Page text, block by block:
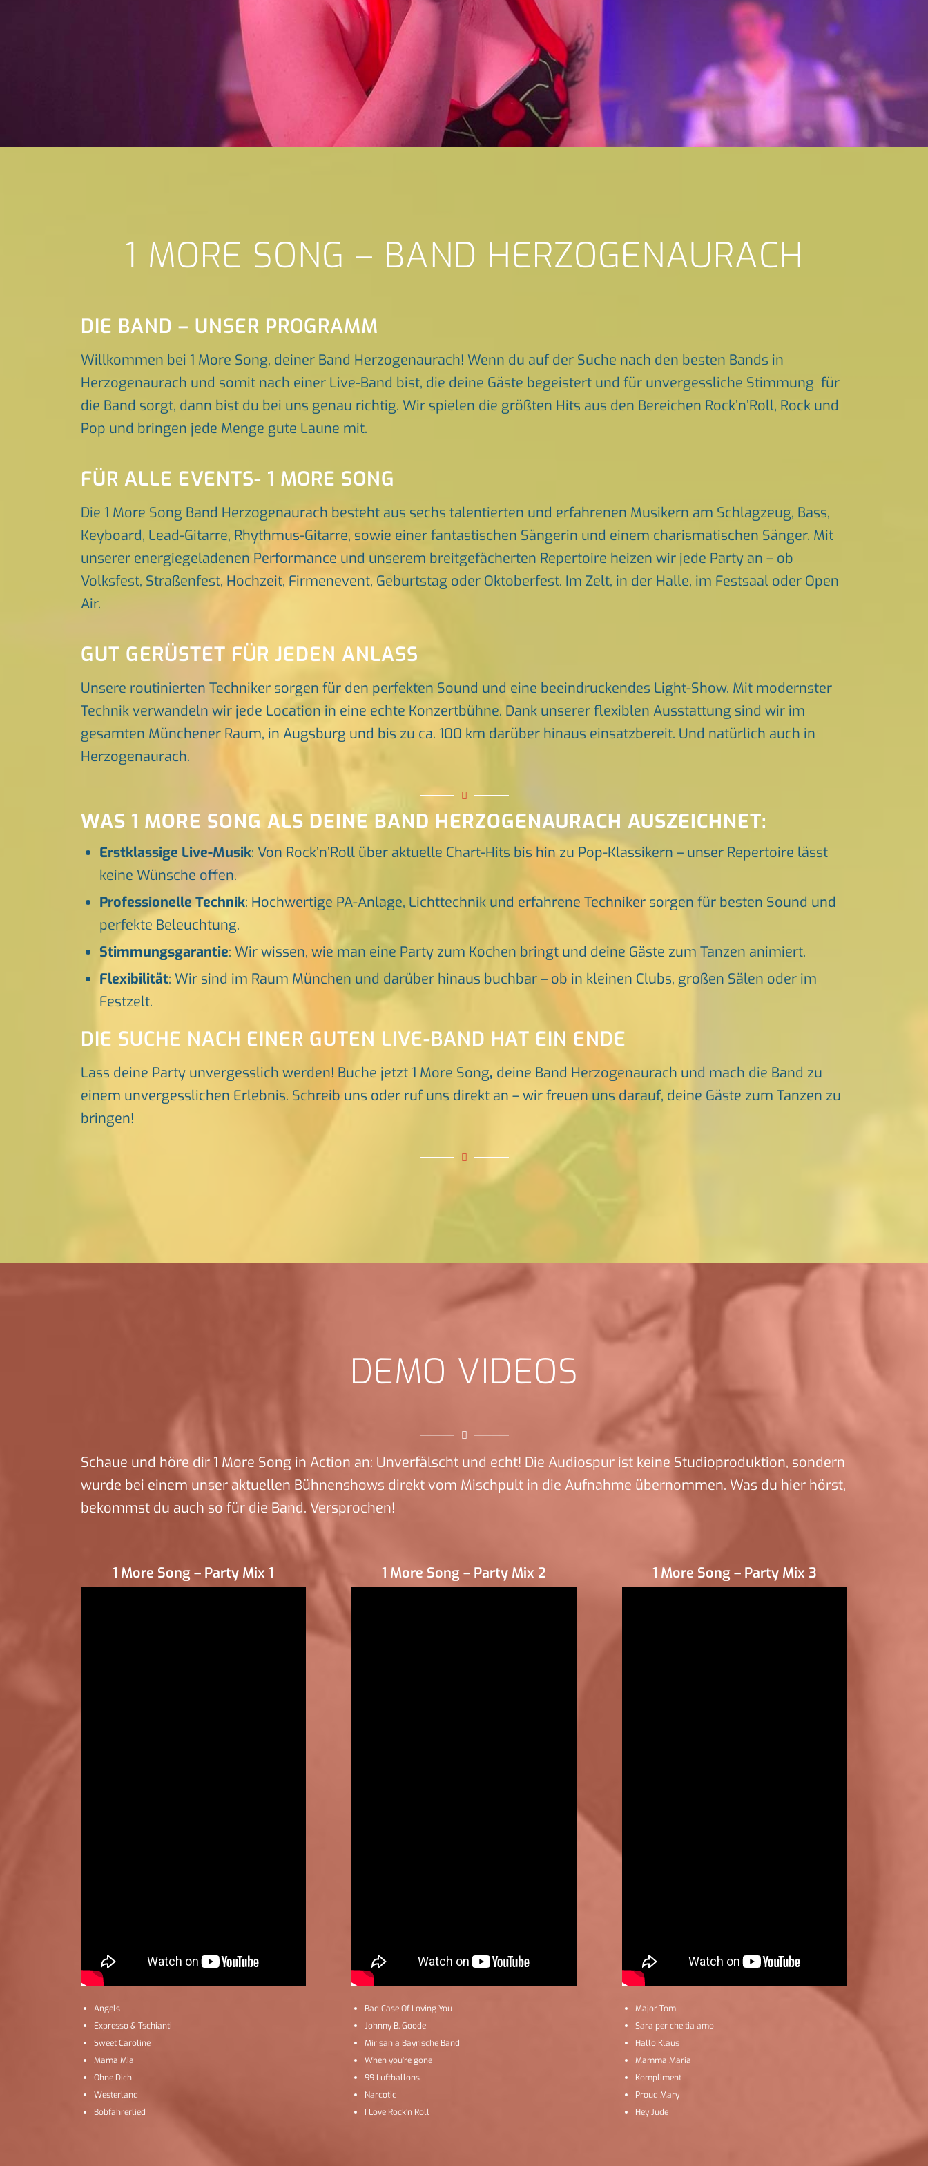
1 MORE SONG – BAND HERZOGENAURACH
DIE BAND – UNSER PROGRAMM
Willkommen bei 1 More Song, deiner Band Herzogenaurach! Wenn du auf der Suche nach den besten Bands in
Herzogenaurach und somit nach einer Live-Band bist, die deine Gäste begeistert und für unvergessliche Stimmung für
die Band sorgt, dann bist du bei uns genau richtig. Wir spielen die größten Hits aus den Bereichen Rock’n’Roll, Rock und
Pop und bringen jede Menge gute Laune mit.
FÜR ALLE EVENTS- 1 MORE SONG
Die 1 More Song Band Herzogenaurach besteht aus sechs talentierten und erfahrenen Musikern am Schlagzeug, Bass,
Keyboard, Lead-Gitarre, Rhythmus-Gitarre, sowie einer fantastischen Sängerin und einem charismatischen Sänger. Mit
unserer energiegeladenen Performance und unserem breitgefächerten Repertoire heizen wir jede Party an – ob
Volksfest, Straßenfest, Hochzeit, Firmenevent, Geburtstag oder Oktoberfest. Im Zelt, in der Halle, im Festsaal oder Open
Air.
GUT GERÜSTET FÜR JEDEN ANLASS
Unsere routinierten Techniker sorgen für den perfekten Sound und eine beeindruckendes Light-Show. Mit modernster
Technik verwandeln wir jede Location in eine echte Konzertbühne. Dank unserer flexiblen Ausstattung sind wir im
gesamten Münchener Raum, in Augsburg und bis zu ca. 100 km darüber hinaus einsatzbereit. Und natürlich auch in
Herzogenaurach.
WAS 1 MORE SONG ALS DEINE BAND HERZOGENAURACH AUSZEICHNET:
Erstklassige Live-Musik: Von Rock’n’Roll über aktuelle Chart-Hits bis hin zu Pop-Klassikern – unser Repertoire lässt
keine Wünsche offen.
Professionelle Technik: Hochwertige PA-Anlage, Lichttechnik und erfahrene Techniker sorgen für besten Sound und
perfekte Beleuchtung.
Stimmungsgarantie: Wir wissen, wie man eine Party zum Kochen bringt und deine Gäste zum Tanzen animiert.
Flexibilität: Wir sind im Raum München und darüber hinaus buchbar – ob in kleinen Clubs, großen Sälen oder im
Festzelt.
DIE SUCHE NACH EINER GUTEN LIVE-BAND HAT EIN ENDE
Lass deine Party unvergesslich werden! Buche jetzt 1 More Song, deine Band Herzogenaurach und mach die Band zu
einem unvergesslichen Erlebnis. Schreib uns oder ruf uns direkt an – wir freuen uns darauf, deine Gäste zum Tanzen zu
bringen!
DEMO VIDEOS
Schaue und höre dir 1 More Song in Action an: Unverfälscht und echt! Die Audiospur ist keine Studioproduktion, sondern
wurde bei einem unser aktuellen Bühnenshows direkt vom Mischpult in die Aufnahme übernommen. Was du hier hörst,
bekommst du auch so für die Band. Versprochen!
1 More Song – Party Mix 1
Angels
Expresso & Tschianti
Sweet Caroline
Mama Mia
Ohne Dich
Westerland
Bobfahrerlied
1 More Song – Party Mix 2
Bad Case Of Loving You
Johnny B. Goode
Mir san a Bayrische Band
When you’re gone
99 Luftballons
Narcotic
I Love Rock’n Roll
1 More Song – Party Mix 3
Major Tom
Sara per che tia amo
Hallo Klaus
Mamma Maria
Kompliment
Proud Mary
Hey Jude